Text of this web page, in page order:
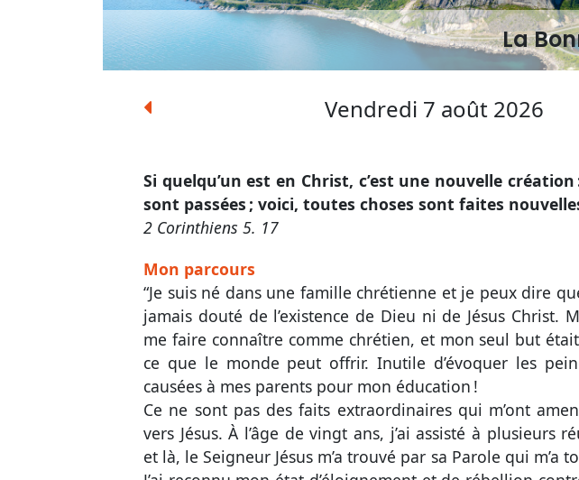
La
Vendredi 7 août 2026
Si quelqu’un est en Christ, c’est une nouvelle création
sont passées ; voici, toutes choses sont faites
2 Corinthiens 5. 17
Mon parcours
“Je suis né dans une famille chrétienne et je peux dire
jamais douté de l’existence de Dieu ni de Jésus Christ.
me faire connaître comme chrétien, et mon seul but
ce que le monde peut offrir. Inutile d’évoquer les
causées à mes parents pour mon éducation !
Ce ne sont pas des faits extraordinaires qui m’ont
vers Jésus. À l’âge de vingt ans, j’ai assisté à plusieurs
et là, le Seigneur Jésus m’a trouvé par sa Parole qui m’a